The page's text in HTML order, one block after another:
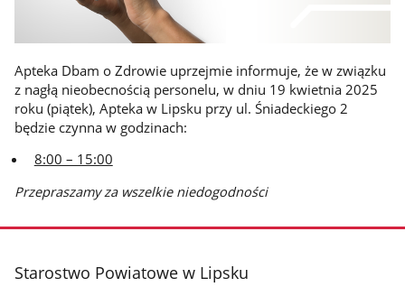
Apteka Dbam o Zdrowie uprzejmie informuje, że w związku
z nagłą nieobecnością personelu, w dniu 19 kwietnia 2025
roku (piątek), Apteka w Lipsku przy ul. Śniadeckiego 2
będzie czynna w godzinach:
8:00 – 15:00
Przepraszamy za wszelkie niedogodności
stopka
Starostwo Powiatowe w Lipsku